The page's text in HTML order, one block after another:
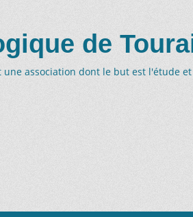
de
une association dont le but est l'étude